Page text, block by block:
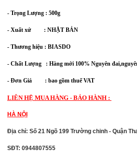
- Trọng Lượng : 500g
- Xuất xứ : NHẬT BẢN
- Thương hiệu : BIASDO
- Chất Lượng : Hàng mới 100% Nguyên
- Đơn Giá : bao gồm thuế VAT
LIÊN HỆ MUA HÀNG - BẢO HÀNH :
HÀ NỘI
Địa chỉ: Số 21 Ngõ 199 Trường chinh - Quận
SĐT: 0944807555